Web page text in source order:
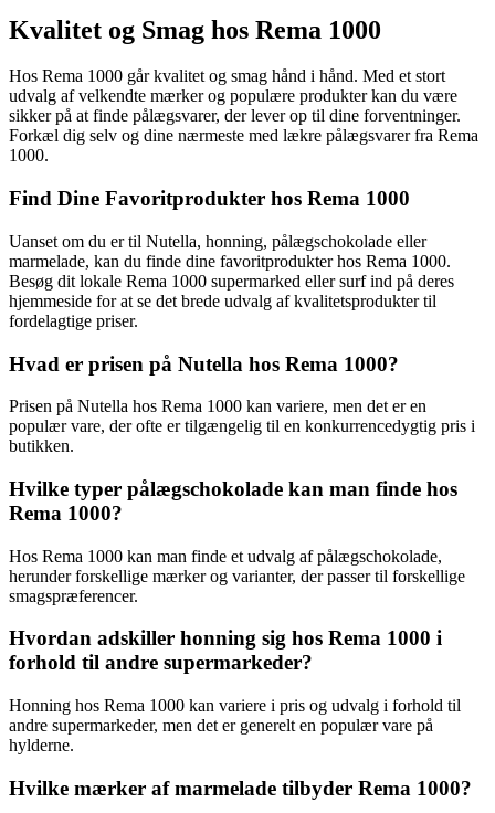
Kvalitet og Smag hos Rema 1000
Hos Rema 1000 går kvalitet og smag hånd i hånd. Med et stort
udvalg af velkendte mærker og populære produkter kan du være
sikker på at finde pålægsvarer, der lever op til dine forventninger.
Forkæl dig selv og dine nærmeste med lækre pålægsvarer fra Rema
1000.
Find Dine Favoritprodukter hos Rema 1000
Uanset om du er til Nutella, honning, pålægschokolade eller
marmelade, kan du finde dine favoritprodukter hos Rema 1000.
Besøg dit lokale Rema 1000 supermarked eller surf ind på deres
hjemmeside for at se det brede udvalg af kvalitetsprodukter til
fordelagtige priser.
Hvad er prisen på Nutella hos Rema 1000?
Prisen på Nutella hos Rema 1000 kan variere, men det er en
populær vare, der ofte er tilgængelig til en konkurrencedygtig pris i
butikken.
Hvilke typer pålægschokolade kan man finde hos
Rema 1000?
Hos Rema 1000 kan man finde et udvalg af pålægschokolade,
herunder forskellige mærker og varianter, der passer til forskellige
smagspræferencer.
Hvordan adskiller honning sig hos Rema 1000 i
forhold til andre supermarkeder?
Honning hos Rema 1000 kan variere i pris og udvalg i forhold til
andre supermarkeder, men det er generelt en populær vare på
hylderne.
Hvilke mærker af marmelade tilbyder Rema 1000?